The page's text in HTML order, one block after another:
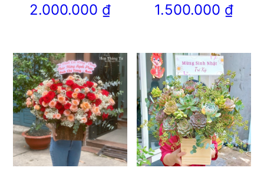
2.000.000 ₫ 1.500.000 ₫